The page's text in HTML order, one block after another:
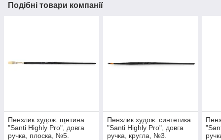
Подібні товари компанії
Пензлик худож. щетина
"Santi Highly Pro", довга
ручка, плоска, №5.
Пензлик худож. синтетика
"Santi Highly Pro", довга
ручка, кругла, №3.